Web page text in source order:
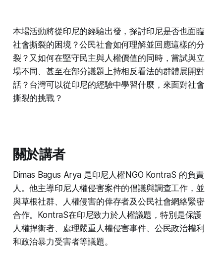
本場活動將從印尼的經驗出發，探討印尼是否也面臨
社會撕裂的困境？公民社會如何理解並回應這樣的分
裂？又如何在堅守民主與人權價值的同時，嘗試與立
場不同、甚至在部分議題上持相反看法的群體展開對
話？台灣可以從印尼的經驗中學習什麼，來面對社會
撕裂的挑戰？
關於講者
Dimas Bagus Arya 是印尼人權NGO KontraS 的負責
人。他主導印尼人權侵害案件的倡議與調查工作，並
與草根社群、人權侵害的倖存者及公民社會網絡緊密
合作。KontraS在印尼致力於人權議題，特別是保護
人權捍衛者、處理嚴重人權侵害事件、公民政治權利
和政治暴力受害者等議題。